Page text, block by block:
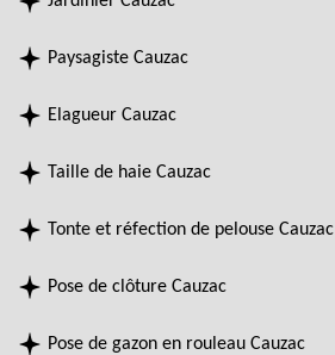
Paysagiste Cauzac
Elagueur Cauzac
Taille de haie Cauzac
Tonte et réfection de pelouse Cauzac
Pose de clôture Cauzac
Pose de gazon en rouleau Cauzac